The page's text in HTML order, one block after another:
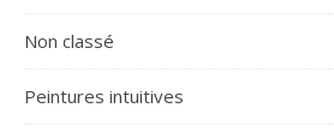
Non classé
Peintures intuitives